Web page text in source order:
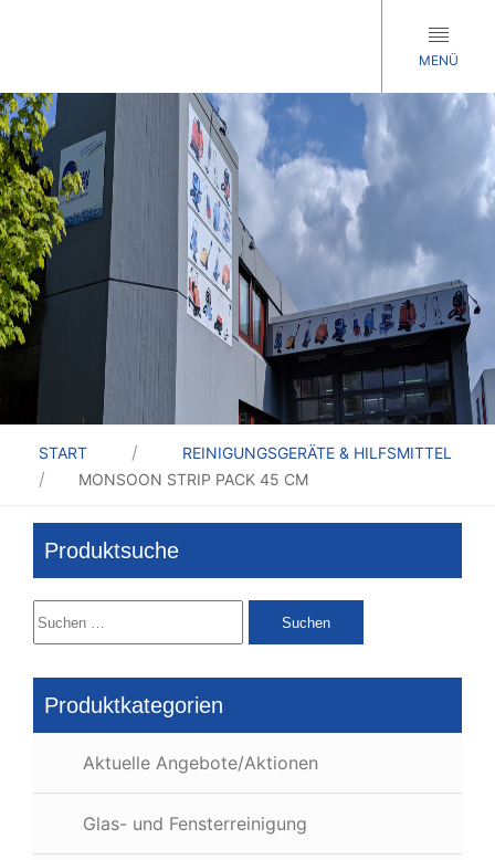
MENÜ
START
REINIGUNGSGERÄTE & HILFSMITTEL
MONSOON STRIP PACK 45 CM
Produktsuche
Suchen
nach:
Produktkategorien
Aktuelle Angebote/Aktionen
Glas- und Fensterreinigung